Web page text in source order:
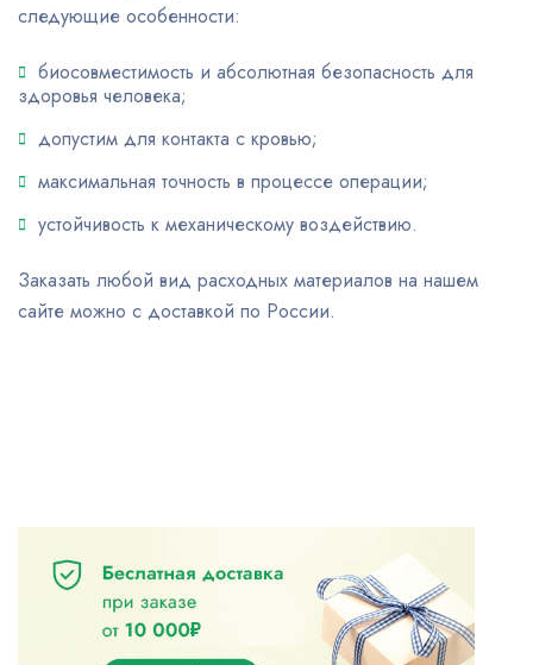
следующие особенности:
биосовместимость и абсолютная безопасность для
здоровья человека;
допустим для контакта с кровью;
максимальная точность в процессе операции;
устойчивость к механическому воздействию.
Заказать любой вид расходных материалов на нашем
сайте можно с доставкой по России.